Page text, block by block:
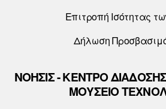
Επιτροπή Ισότητας
Δήλωση
ΝΟΗΣΙΣ - ΚΕΝΤΡΟ
ΜΟΥΣΕΙΟ